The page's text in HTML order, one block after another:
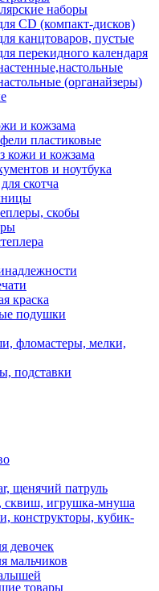
наборы
CD (компакт-дисков)
канцтоваров, пустые
перекидного календаря
(органайзеры)
и кожзама
пластиковые
кожи и кожзама
и ноутбука
скотча
скобы
краска
подушки
фломастеры, мелки,
подставки
щенячий патруль
сквиш, игрушка-мнуша
конструкторы, кубик-
девочек
мальчиков
товары